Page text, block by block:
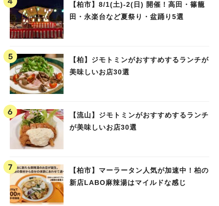
【柏市】8/1(土)‐2(日) 開催！高田・篠籠
田・永楽台など夏祭り・盆踊り5選
【柏】ジモトミンがおすすめするランチが
美味しいお店30選
【流山】ジモトミンがおすすめするランチ
が美味しいお店30選
【柏市】マーラータン人気が加速中！柏の
新店LABO麻辣湯はマイルドな感じ